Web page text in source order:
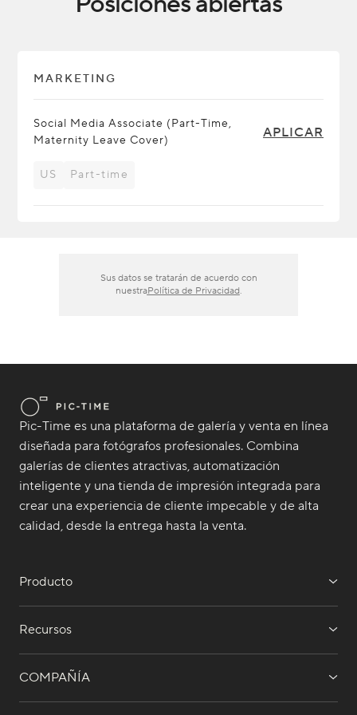
MARKETING
Social Media Associate (Part-Time,
Maternity Leave Cover)
APLICAR
Part-time
US
Sus datos se tratarán de acuerdo con
nuestraPolítica de Privacidad.
Pic-Time es una plataforma de galería y venta en línea
diseñada para fotógrafos profesionales. Combina
galerías de clientes atractivas, automatización
inteligente y una tienda de impresión integrada para
crear una experiencia de cliente impecable y de alta
calidad, desde la entrega hasta la venta.
Producto
Recursos
COMPAÑÍA